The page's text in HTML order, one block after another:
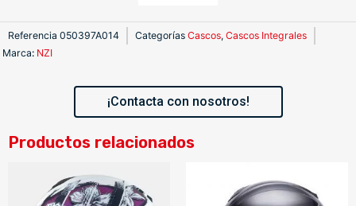
Referencia 050397A014 Categorías Cascos, Cascos Integrales
Marca: NZI
¡Contacta con nosotros!
Productos relacionados